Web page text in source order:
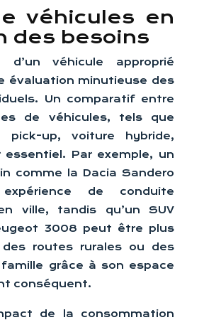
véhicules en
des besoins
d’un véhicule approprié
évaluation minutieuse des
Un comparatif entre
de véhicules, tels que
pick-up, voiture hybride,
essentiel. Par exemple, un
comme la Dacia Sandero
de conduite
ville, tandis qu’un SUV
3008 peut être plus
routes rurales ou des
grâce à son espace
conséquent.
de la consommation